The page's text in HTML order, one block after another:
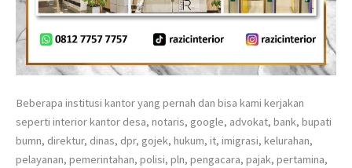
Beberapa institusi kantor yang pernah dan bisa kami kerjakan
seperti interior kantor desa, notaris, google, advokat, bank, bupati
bumn, direktur, dinas, dpr, gojek, hukum, it, imigrasi, kelurahan,
pelayanan, pemerintahan, polisi, pln, pengacara, pajak, pertamina,